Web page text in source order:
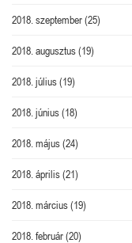
2018. szeptember(25)
2018. augusztus(19)
2018. július(19)
2018. június(18)
2018. május(24)
2018. április(21)
2018. március(19)
2018. február(20)